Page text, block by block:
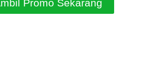
Promo Sekarang